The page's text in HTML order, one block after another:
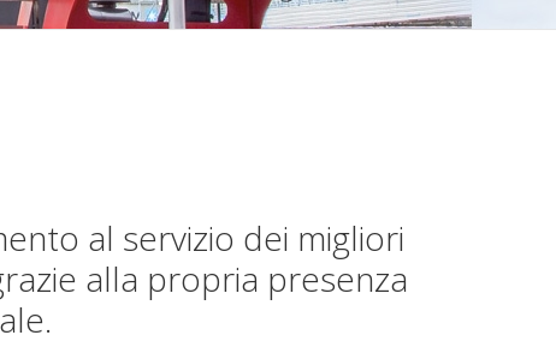
al servizio dei migliori
alla propria presenza